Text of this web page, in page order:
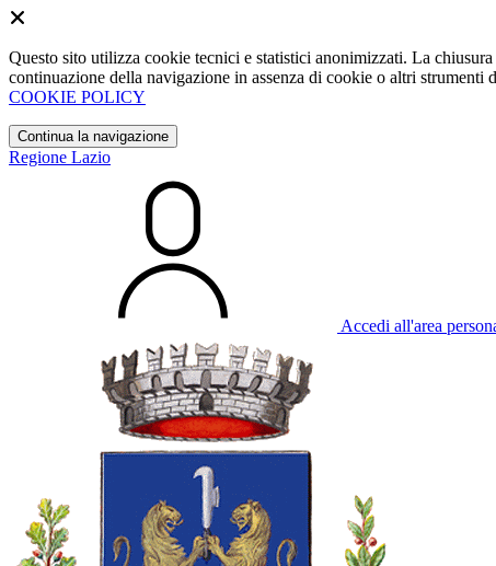
Questo sito utilizza cookie tecnici e statistici anonimizzati. La
continuazione della navigazione in assenza di cookie o altri strumenti
COOKIE POLICY
Continua la navigazione
Regione Lazio
Accedi all'area